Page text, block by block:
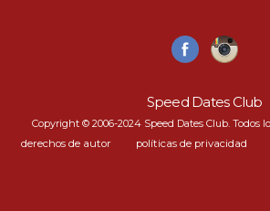
Speed Dates Club
Copyright © 2006-2024 Speed Dates Club. Todos
derechos de autor
políticas de privacidad